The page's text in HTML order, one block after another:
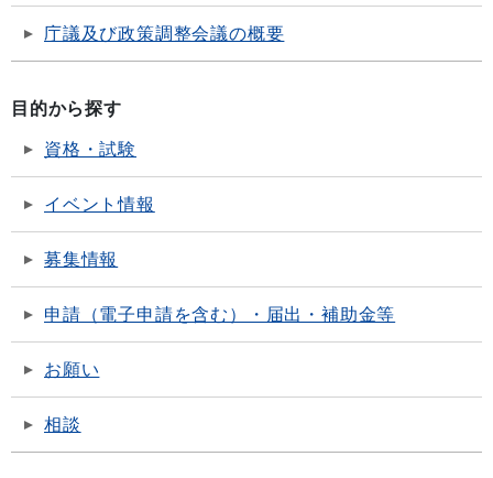
庁議及び政策調整会議の概要
目的から探す
資格・試験
イベント情報
募集情報
申請（電子申請を含む）・届出・補助金等
お願い
相談